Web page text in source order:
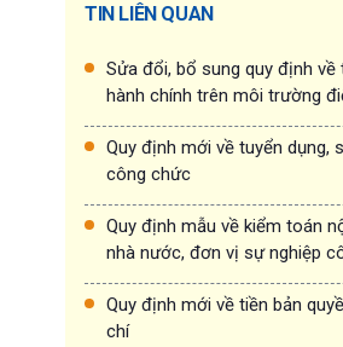
TIN LIÊN QUAN
Sửa đổi, bổ sung quy định
hành chính trên môi trường
Quy định mới về tuyển dụng,
công chức
Quy định mẫu về kiểm toán
nhà nước, đơn vị sự nghiệp
Quy định mới về tiền bản
chí